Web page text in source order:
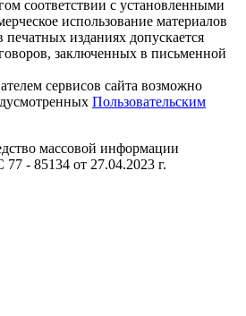
соответствии с установленными
использование материалов
изданиях допускается
заключенных в письменной
сервисов сайта возможно
Пользовательским
массовой информации
- 85134 от 27.04.2023 г.